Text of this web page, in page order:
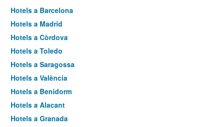
Hotels a Barcelona
Hotels a Madrid
Hotels a Còrdova
Hotels a Toledo
Hotels a Saragossa
Hotels a València
Hotels a Benidorm
Hotels a Alacant
Hotels a Granada